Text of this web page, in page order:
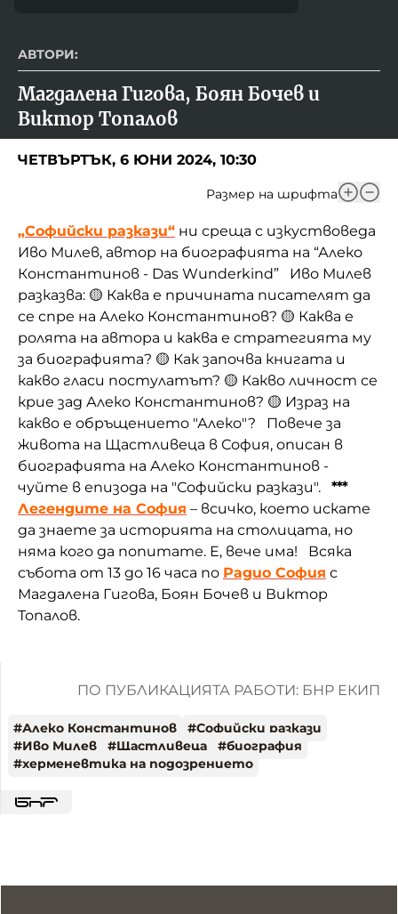
АВТОРИ:
Магдалена Гигова, Боян Бочев и
Виктор Топалов
ЧЕТВЪРТЪК, 6 ЮНИ 2024, 10:30
Размер на шрифта
„Софийски разкази“ ни среща с изкуствоведа
Иво Милев, автор на биографията на “Алеко
Константинов - Das Wunderkind” Иво Милев
разказва: 🟡 Каква е причината писателят да
се спре на Алеко Константинов? 🟡 Каква е
ролята на автора и каква е стратегията му
за биографията? 🟡 Как започва книгата и
какво гласи постулатът? 🟡 Какво личност се
крие зад Алеко Константинов? 🟡 Израз на
какво е обръщението "Алеко"? Повече за
живота на Щастливеца в София, описан в
биографията на Алеко Константинов -
чуйте в епизода на "Софийски разкази". ***
Легендите на София – всичко, което искате
да знаете за историята на столицата, но
няма кого да попитате. Е, вече има! Всяка
събота от 13 до 16 часа по Радио София с
Магдалена Гигова, Боян Бочев и Виктор
Топалов.
ПО ПУБЛИКАЦИЯТА РАБОТИ: БНР ЕКИП
#Алеко Константинов #Софийски разкази
#Иво Милев #Щастливеца #биография
#херменевтика на подозрението